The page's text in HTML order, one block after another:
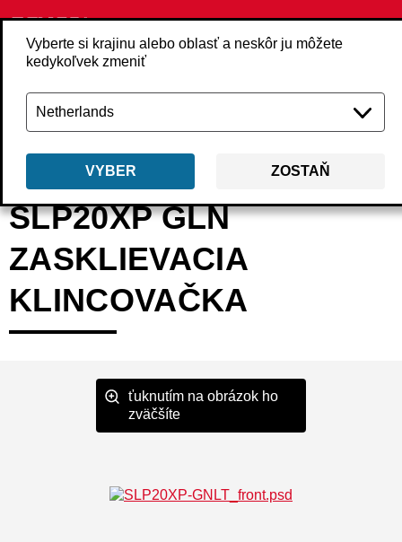
Vyberte si krajinu alebo oblasť a neskôr ju môžete
kedykoľvek zmeniť
VYBER ZOSTAŇ
Späť Produkty Náradie Klincovače
SLP20XP GLN
ZASKLIEVACIA
KLINCOVAČKA
ťuknutím na obrázok ho
zväčšíte